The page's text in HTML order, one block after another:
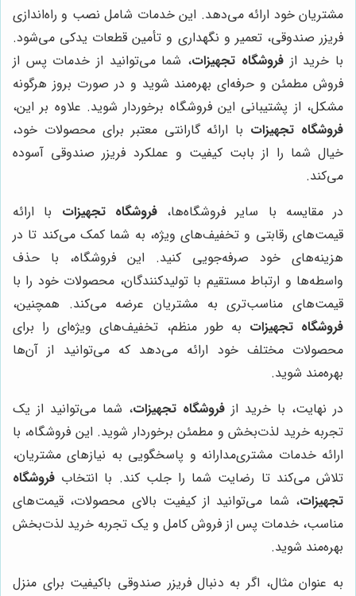
مشتریان خود ارائه می‌دهد. این خدمات شامل نصب و راه‌اندازی
فریزر صندوقی، تعمیر و نگهداری و تأمین قطعات یدکی می‌شود.
با خرید ازفروشگاه تجهیزات، شما می‌توانید از خدمات پس از
فروش مطمئن و حرفه‌ای بهره‌مند شوید و در صورت بروز هرگونه
مشکل، از پشتیبانی این فروشگاه برخوردار شوید. علاوه بر این،
فروشگاه تجهیزات با ارائه گارانتی معتبر برای محصولات خود،
خیال شما را از بابت کیفیت و عملکرد فریزر صندوقی آسوده
می‌کند.
در مقایسه با سایر فروشگاه‌ها،فروشگاه تجهیزات با ارائه
قیمت‌های رقابتی و تخفیف‌های ویژه، به شما کمک می‌کند تا در
هزینه‌های خود صرفه‌جویی کنید. این فروشگاه، با حذف
واسطه‌ها و ارتباط مستقیم با تولیدکنندگان، محصولات خود را با
قیمت‌های مناسب‌تری به مشتریان عرضه می‌کند. همچنین،
فروشگاه تجهیزات به طور منظم، تخفیف‌های ویژه‌ای را برای
محصولات مختلف خود ارائه می‌دهد که می‌توانید از آن‌ها
بهره‌مند شوید.
در نهایت، با خرید از فروشگاه تجهیزات، شما می‌توانید از یک
تجربه خرید لذت‌بخش و مطمئن برخوردار شوید. این فروشگاه، با
ارائه خدمات مشتری‌مدارانه و پاسخگویی به نیازهای مشتریان،
تلاش می‌کند تا رضایت شما را جلب کند. با انتخاب فروشگاه
تجهیزات، شما می‌توانید از کیفیت بالای محصولات، قیمت‌های
مناسب، خدمات پس از فروش کامل و یک تجربه خرید لذت‌بخش
بهره‌مند شوید.
به عنوان مثال، اگر به دنبال فریزر صندوقی باکیفیت برای منزل